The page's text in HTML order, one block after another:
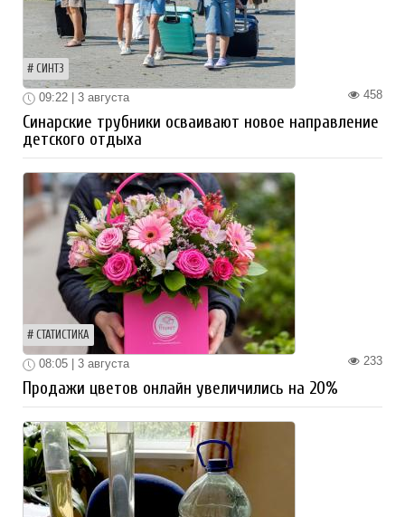
СИНТЗ
458
09:22 | 3 августа
Синарские трубники осваивают новое направление
детского отдыха
СТАТИСТИКА
233
08:05 | 3 августа
Продажи цветов онлайн увеличились на 20%